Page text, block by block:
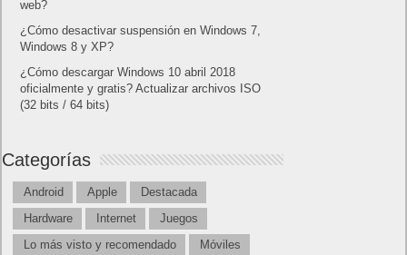
web?
¿Cómo desactivar suspensión en Windows 7,
Windows 8 y XP?
¿Cómo descargar Windows 10 abril 2018
oficialmente y gratis? Actualizar archivos ISO
(32 bits / 64 bits)
Categorías
Android Apple
Destacada
Hardware
Internet
Juegos
Lo más visto y recomendado
Móviles